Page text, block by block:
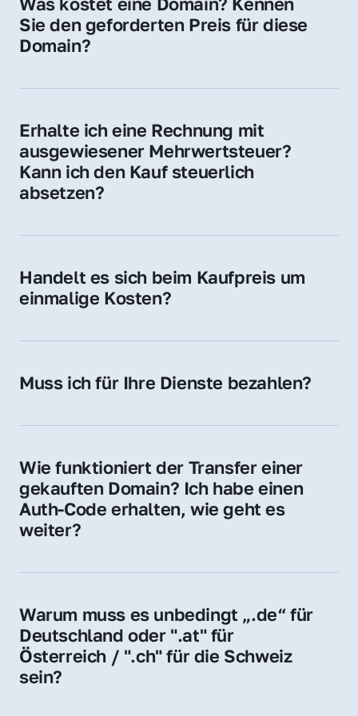
Adressen oder als digitale Investition.
Sie den geforderten Preis für diese
Domain?
Domain liegt ein konkreter Kaufpreis vor –
unverbindliches Angebot.
Erhalte ich eine Rechnung mit
ausgewiesener Mehrwertsteuer?
Kann ich den Kauf steuerlich
absetzen?
Für Unternehmen ist der Kauf in der Regel
Handelt es sich beim Kaufpreis um
einmalige Kosten?
späteren Betrieb der Domain (z. B. beim
Gebühren an. Diese bewegen sich für .de
Muss ich für Ihre Dienste bezahlen?
der Domain – ohne zusätzliche Vermittlungs-
Wie funktioniert der Transfer einer
gekauften Domain? Ich habe einen
Auth-Code erhalten, wie geht es
weiter?
Provider, die Domain zu übernehmen. Gerne
schnellen Prozess.
Warum muss es unbedingt „.de“ für
Deutschland oder ".at" für
Österreich / ".ch" für die Schweiz
sein?